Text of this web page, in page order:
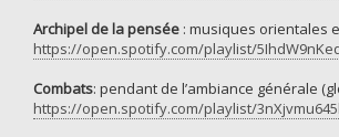
Archipel de la pensée : musiques orientales
https://open.spotify.com/playlist/
Combats: pendant de l’ambiance générale
https://open.spotify.com/playlist/